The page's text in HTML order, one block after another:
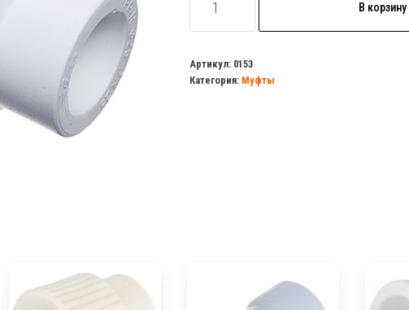
товара
комб.
нар.р.
В корзину
Артикул: 0153
Категория: Муфты